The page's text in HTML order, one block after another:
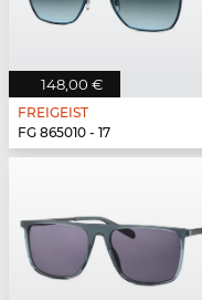
148,00 €
FREIGEIST
FG 865010 - 17